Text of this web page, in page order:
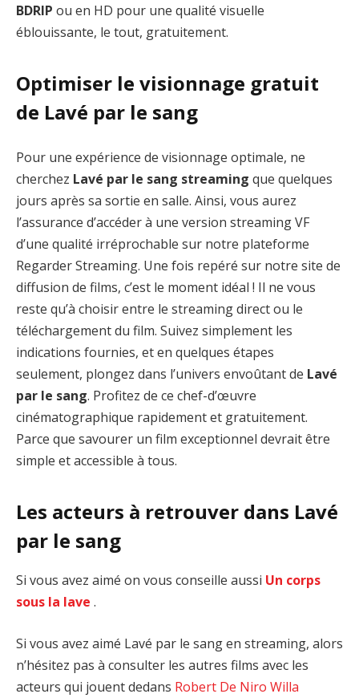
BDRIP ou en HD pour une qualité visuelle
éblouissante, le tout, gratuitement.
Optimiser le visionnage gratuit
de Lavé par le sang
Pour une expérience de visionnage optimale, ne
cherchez Lavé par le sang streaming que quelques
jours après sa sortie en salle. Ainsi, vous aurez
l’assurance d’accéder à une version streaming VF
d’une qualité irréprochable sur notre plateforme
Regarder Streaming. Une fois repéré sur notre site de
diffusion de films, c’est le moment idéal ! Il ne vous
reste qu’à choisir entre le streaming direct ou le
téléchargement du film. Suivez simplement les
indications fournies, et en quelques étapes
seulement, plongez dans l’univers envoûtant de Lavé
par le sang. Profitez de ce chef-d’œuvre
cinématographique rapidement et gratuitement.
Parce que savourer un film exceptionnel devrait être
simple et accessible à tous.
Les acteurs à retrouver dans Lavé
par le sang
Si vous avez aimé on vous conseille aussi Un corps
sous la lave .
Si vous avez aimé Lavé par le sang en streaming, alors
n’hésitez pas à consulter les autres films avec les
acteurs qui jouent dedans Robert De Niro Willa